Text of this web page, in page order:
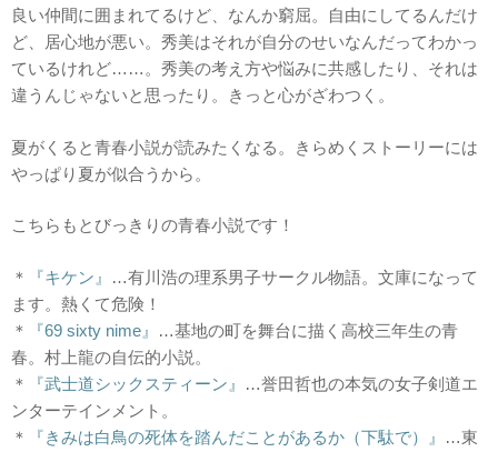
良い仲間に囲まれてるけど、なんか窮屈。自由にしてるんだけ
ど、居心地が悪い。秀美はそれが自分のせいなんだってわかっ
ているけれど……。秀美の考え方や悩みに共感したり、それは
違うんじゃないと思ったり。きっと心がざわつく。
夏がくると青春小説が読みたくなる。きらめくストーリーには
やっぱり夏が似合うから。
こちらもとびっきりの青春小説です！
＊ 『キケン』
…有川浩の理系男子サークル物語。文庫になって
ます。熱くて危険！
＊
『69 sixty nime』
…基地の町を舞台に描く高校三年生の青
春。村上龍の自伝的小説。
＊
『武士道シックスティーン』
…誉田哲也の本気の女子剣道エ
ンターテインメント。
＊
『きみは白鳥の死体を踏んだことがあるか（下駄で）』
…東